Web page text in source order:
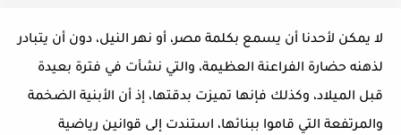
لا يمكن لأحدنا أن يسمع بكلمة مصر، أو نهر النيل، دون أن يتبادر
لذهنه حضارة الفراعنة العظيمة، والتي نشأت في فترة بعيدة
قبل الميلاد، وكذلك فإنها تميزت بدقتها، إذ أن الأبنية الضخمة
والمرتفعة التي قاموا ببنائها، استندت إلى قوانين رياضية